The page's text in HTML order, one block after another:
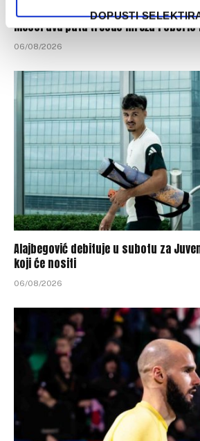
DOPUSTI
Messi dva puta tresao mrežu i
06/08/2026
Alajbegović debituje u subotu za
koji će nositi
06/08/2026